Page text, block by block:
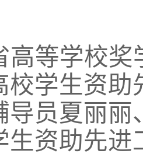
高等学校奖
校学生资
导员夏丽丽
生资助先进